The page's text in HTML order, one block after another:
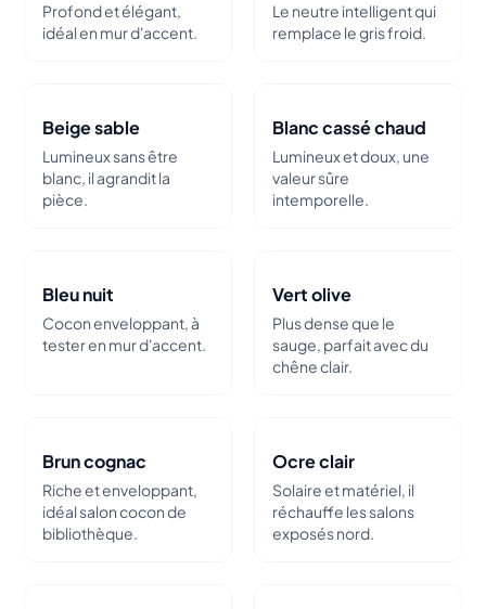
Profond et élégant,
idéal en mur d'accent.
Le neutre intelligent qui
remplace le gris froid.
Beige sable
Lumineux sans être
blanc, il agrandit la
pièce.
Blanc cassé chaud
Lumineux et doux, une
valeur sûre
intemporelle.
Bleu nuit
Cocon enveloppant, à
tester en mur d'accent.
Vert olive
Plus dense que le
sauge, parfait avec du
chêne clair.
Brun cognac
Riche et enveloppant,
idéal salon cocon de
bibliothèque.
Ocre clair
Solaire et matériel, il
réchauffe les salons
exposés nord.